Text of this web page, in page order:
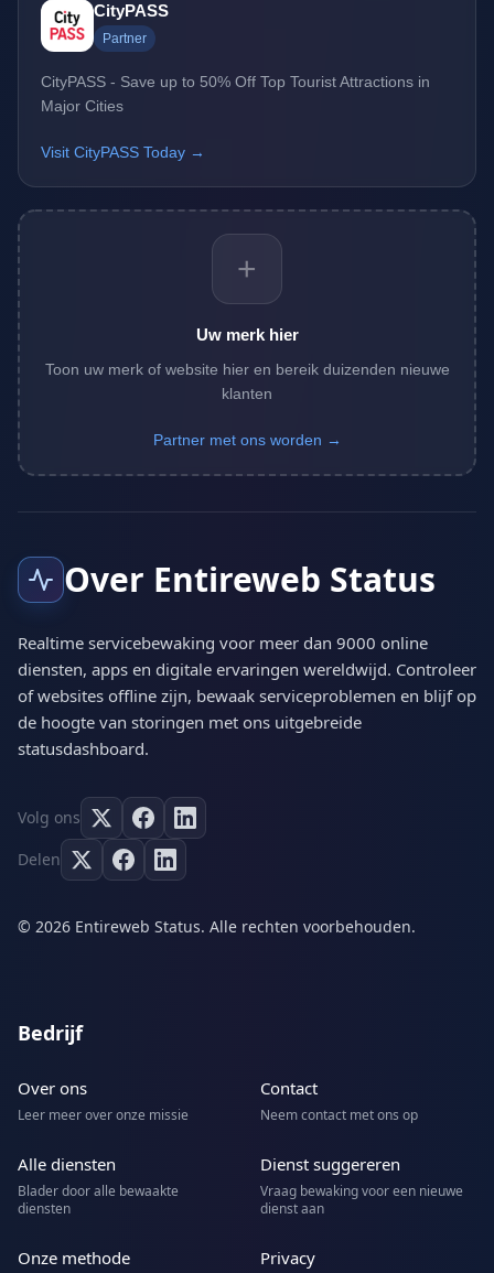
CityPASS
Partner
CityPASS - Save up to 50% Off Top Tourist Attractions in
Major Cities
Visit CityPASS Today →
+
Uw merk hier
Toon uw merk of website hier en bereik duizenden nieuwe
klanten
Partner met ons worden →
Over Entireweb Status
Realtime servicebewaking voor meer dan 9000 online
diensten, apps en digitale ervaringen wereldwijd. Controleer
of websites offline zijn, bewaak serviceproblemen en blijf op
de hoogte van storingen met ons uitgebreide
statusdashboard.
Volg ons
Delen
© 2026 Entireweb Status. Alle rechten voorbehouden.
Bedrijf
Over ons
Leer meer over onze missie
Contact
Neem contact met ons op
Alle diensten
Blader door alle bewaakte
diensten
Dienst suggereren
Vraag bewaking voor een nieuwe
dienst aan
Onze methode Privacy